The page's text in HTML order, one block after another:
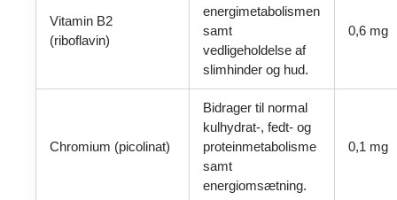
Vitamin B2
(riboflavin)
energimetabolismen
samt
vedligeholdelse af
slimhinder og hud.
0,6 mg
Chromium (picolinat)
Bidrager til normal
kulhydrat-, fedt- og
proteinmetabolisme
samt
energiomsætning.
0,1 mg